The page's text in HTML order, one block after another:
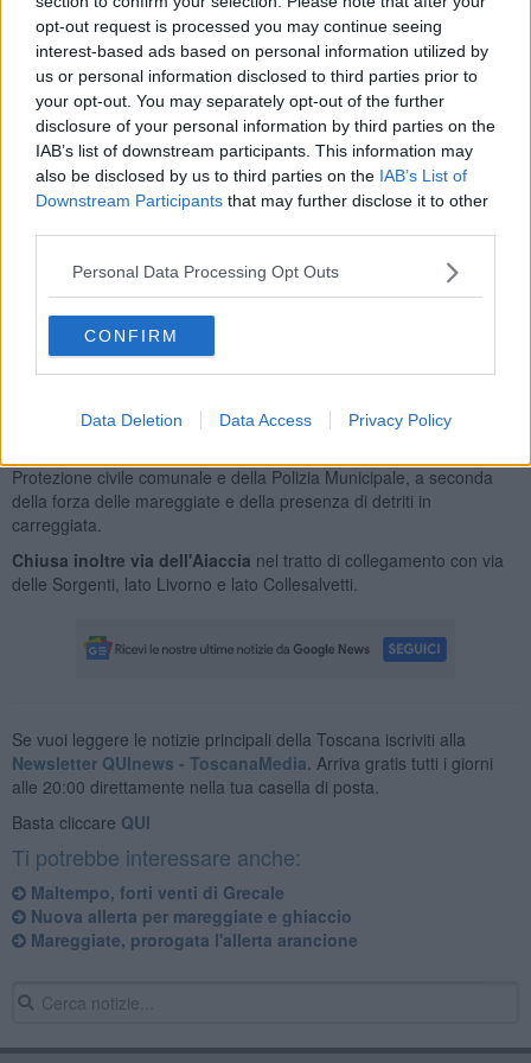
opt-out request is processed you may continue seeing
interest-based ads based on personal information utilized by
us or personal information disclosed to third parties prior to
your opt-out. You may separately opt-out of the further
disclosure of your personal information by third parties on the
IAB’s list of downstream participants. This information may
also be disclosed by us to third parties on the IAB’s List of
Downstream Participants that may further disclose it to other
Personal Data Processing Opt Outs
CONFIRM
Data Deletion Data Access Privacy Policy
Per vento l’allerta gialla sarà in vigore dalla mezzanotte fino alle 18
di domani nelle zone meridionali e nella Valtiberina.
Dalla sera di oggi precipitazioni sparse anche a carattere di
rovescio sulle zone occidentali della regione in estensione a tutta la
regione nel corso della notte.
Nella serata di oggi sono attesi venti di scirocco, sud-est, con
raffiche fino a 60-70 chilometri orari, in rotazione domani a libeccio
con raffiche fino a 60-80 chilometri orari. Mari da molto mossi ad
agitati.
Quota neve solo sulle vette appenniniche fino al mattino, poi in calo
fino a 1300 metri.
, il Comune fa sapere che il.viale Italia, soprattutto nel
tratto tra la Baracchina Bianca e l’intersezione con via Forte dei
Protezione civile comunale e della Polizia Municipale, a seconda
della forza delle mareggiate e della presenza di detriti in
carreggiata.
Chiusa inoltre via dell'Aiaccia nel tratto di collegamento con via
delle Sorgenti, lato Livorno e lato Collesalvetti.
Se vuoi leggere le notizie principali della Toscana iscriviti alla
Newsletter QUInews - ToscanaMedia. Arriva gratis tutti i giorni
alle 20:00 direttamente nella tua casella di posta.
Basta cliccare QUI
Ti potrebbe interessare anche:
Maltempo, forti venti di Grecale
Nuova allerta per mareggiate e ghiaccio
Mareggiate, prorogata l'allerta arancione